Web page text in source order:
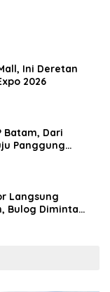
Ini Deretan
2026
Batam, Dari
Panggung
Langsung
Bulog Diminta